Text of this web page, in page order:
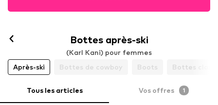
Bottes après-ski
(Karl Kani) pour femmes
Après-ski
Bottes de cowboy Boots Bottes
Tous les articles Vos offres 1